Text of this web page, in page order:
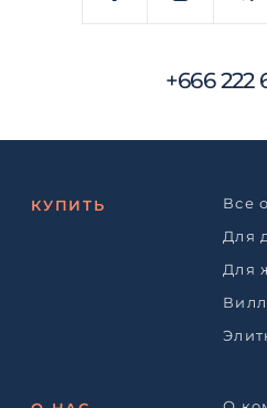
+666 222
КУПИТЬ
Все
Для
Для